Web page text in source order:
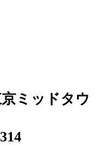
ミッドタウ